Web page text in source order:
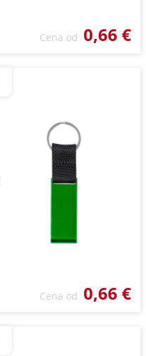
Cena od 0,66 €
Cena od 0,66 €